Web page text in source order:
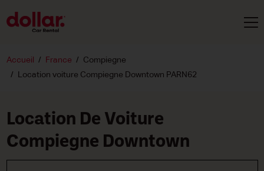
Accueil France
Compiegne
Location voiture Compiegne Downtown PARN62
Location De Voiture
Compiegne Downtown